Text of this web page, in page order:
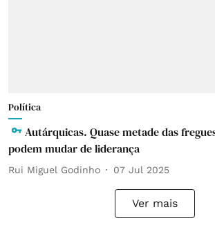
Política
Autárquicas. Quase metade das
podem mudar de liderança
Rui Miguel Godinho 07 Jul 2025
Ver mais